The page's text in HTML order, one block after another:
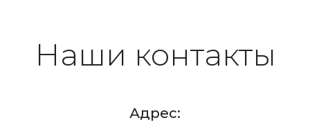
Наши контакты
Адрес: